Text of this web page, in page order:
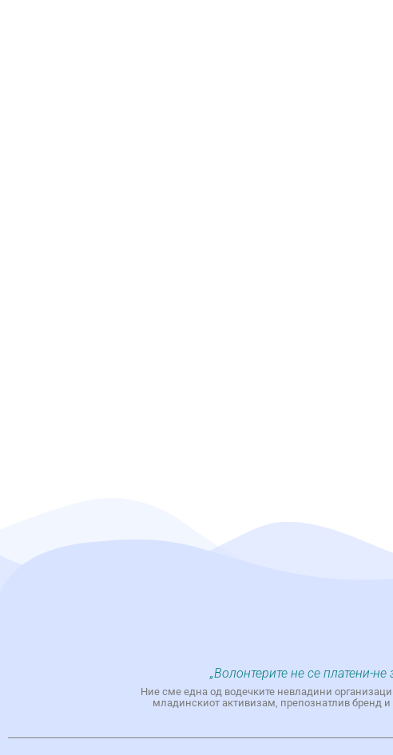
„Волонтерите не се платени-
Ние сме една од водечките невладини
младинскиот активизам, препознатлив бренд